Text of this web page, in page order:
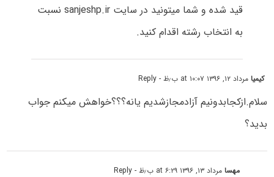
قید شده و شما میتونید در سایت sanjeshp.ir نسبت
به انتخاب رشته اقدام کنید.
کیمیامرداد ۱۲, ۱۳۹۶ at ۱۰:۰۷ ب٫ظ - Reply
سلام.ازکجابدونیم آزادمجازشدیم یانه؟؟؟خواهش میکنم جواب
بدید؟
مهسامرداد ۱۳, ۱۳۹۶ at ۶:۲۹ ب٫ظ - Reply